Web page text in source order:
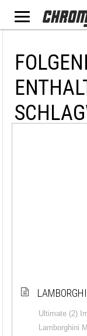
Ultimate (2)
Lamborghini